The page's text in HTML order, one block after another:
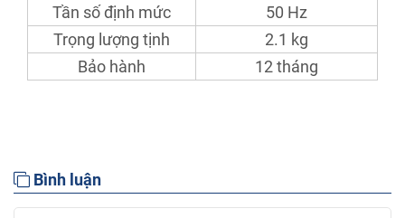
Tần số định mức
50 Hz
Trọng lượng tịnh
2.1 kg
Bảo hành
12 tháng
Bình luận